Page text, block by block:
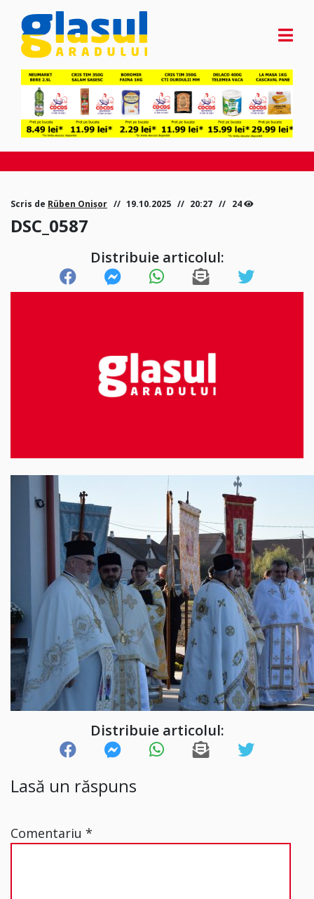
Scris de Rüben Onișor 19.10.2025 20:27 24
DSC_0587
Distribuie articolul:
Distribuie articolul:
Lasă un răspuns
Comentariu *